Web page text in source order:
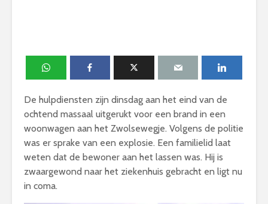
De hulpdiensten zijn dinsdag aan het eind van de
ochtend massaal uitgerukt voor een brand in een
woonwagen aan het Zwolsewegje. Volgens de politie
was er sprake van een explosie. Een familielid laat
weten dat de bewoner aan het lassen was. Hij is
zwaargewond naar het ziekenhuis gebracht en ligt nu
in coma.